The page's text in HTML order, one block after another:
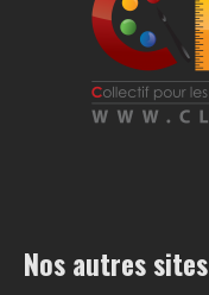
Nos autres sites